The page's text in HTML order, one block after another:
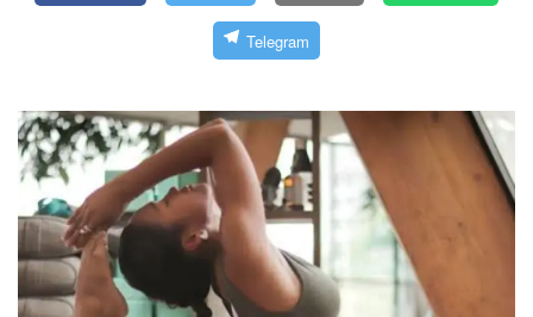
Telegram